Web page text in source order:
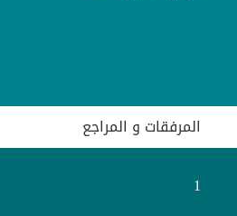
المرفقات و المراجع
1